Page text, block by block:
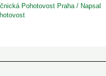
Pohotovost Praha/ Napsal